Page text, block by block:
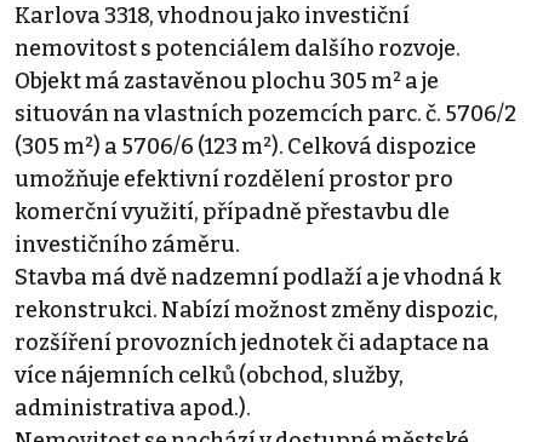
Karlova 3318, vhodnou jako investiční
nemovitost s potenciálem dalšího rozvoje.
Objekt má zastavěnou plochu 305 m² a je
situován na vlastních pozemcích parc. č. 5706/2
(305 m²) a 5706/6 (123 m²). Celková dispozice
umožňuje efektivní rozdělení prostor pro
komerční využití, případně přestavbu dle
investičního záměru.
Stavba má dvě nadzemní podlaží a je vhodná k
rekonstrukci. Nabízí možnost změny dispozic,
rozšíření provozních jednotek či adaptace na
více nájemních celků (obchod, služby,
administrativa apod.).